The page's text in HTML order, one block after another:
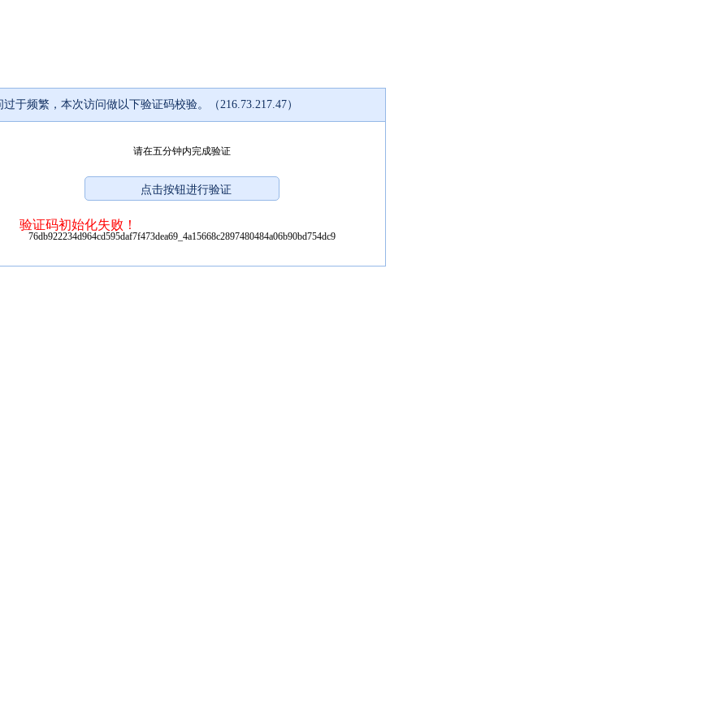
过于频繁，本次访问做以下验证码校验。（216.73.217.47）
请在五分钟内完成验证
验证码初始化失败！
76db922234d964cd595daf7f473dea69_4a15668c2897480484a06b90bd754dc9